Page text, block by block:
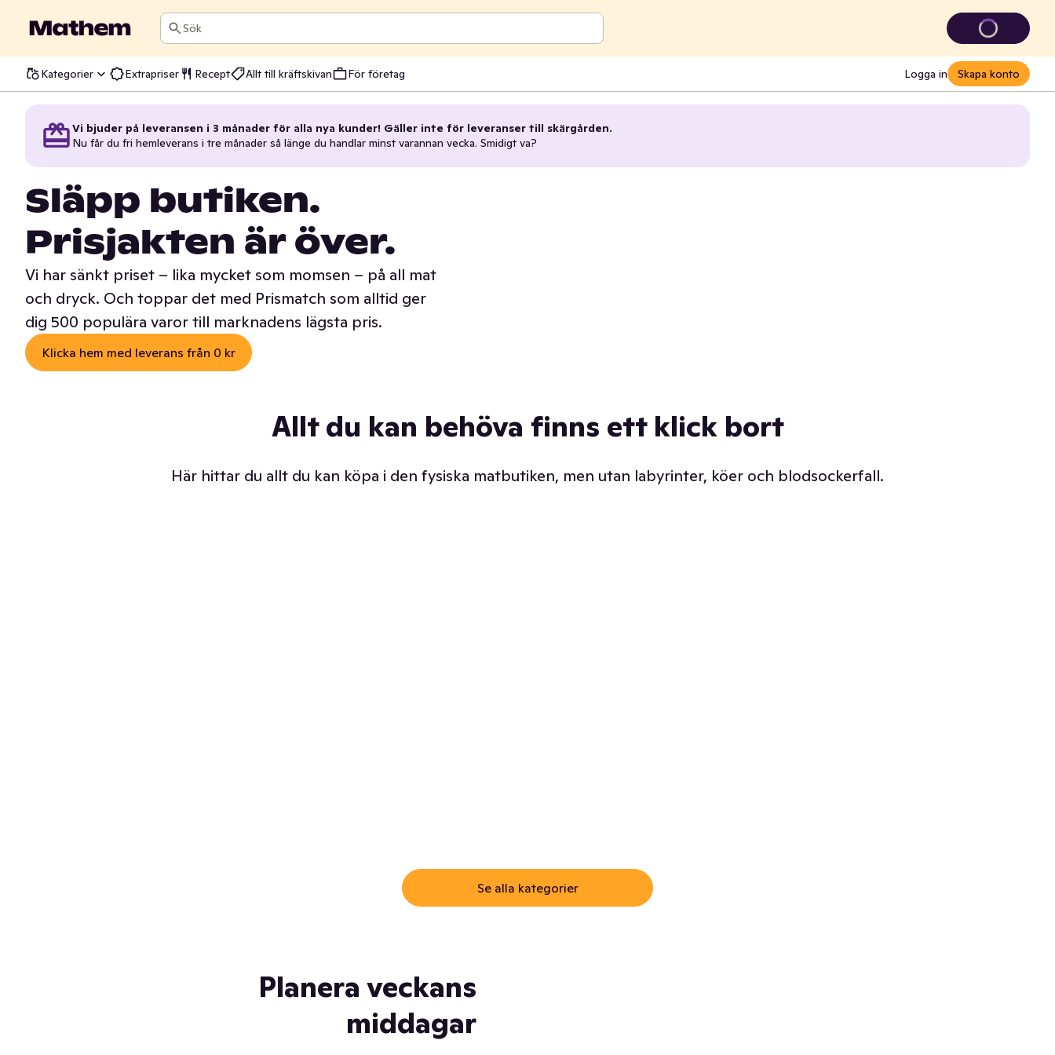
Sök
Kategorier Extrapriser Recept Allt till kräftskivan För företag Logga in Skapa konto
Vi bjuder på leveransen i 3 månader för alla nya kunder! Gäller inte för leveranser till skärgården.
Nu får du fri hemleverans i tre månader så länge du handlar minst varannan vecka. Smidigt va?
Släpp butiken.
Prisjakten är över.
Vi har sänkt priset – lika mycket som momsen – på all mat
och dryck. Och toppar det med Prismatch som alltid ger
dig 500 populära varor till marknadens lägsta pris.
Klicka hem med leverans från 0 kr
Allt du kan behöva finns ett klick bort
Här hittar du allt du kan köpa i den fysiska matbutiken, men utan labyrinter, köer och blodsockerfall.
Se alla kategorier
Planera veckans
middagar